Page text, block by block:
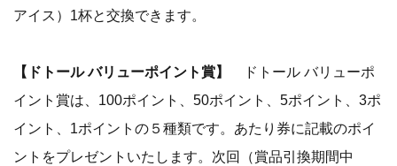
アイス）1杯と交換できます。
【ドトール バリューポイント賞】
ドトール バリューポ
イント賞は、100ポイント、50ポイント、5ポイント、3ポ
イント、1ポイントの５種類です。あたり券に記載のポイ
ントをプレゼントいたします。次回（賞品引換期間中